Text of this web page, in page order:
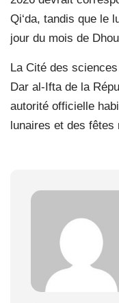
Qi‘da, tandis que le
jour du mois de
La Cité des
Dar al-Ifta de la
autorité officielle
lunaires et des fêtes